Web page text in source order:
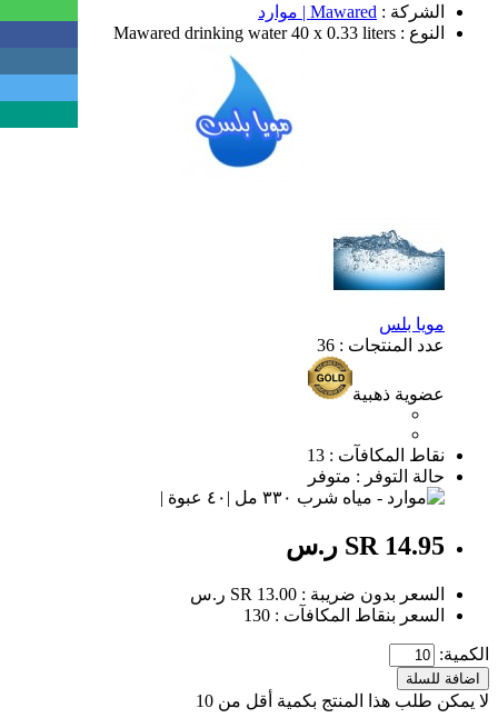
الشركة : Mawared | موارد
النوع : Mawared drinking water 40 x 0.33 liters
مويا بلس
عدد المنتجات : 36
عضوية ذهبية
نقاط المكافآت : 13
حالة التوفر : متوفر
SR 14.95 ر.س
السعر بدون ضريبة : SR 13.00 ر.س
السعر بنقاط المكافآت : 130
الكمية:
اضافة للسلة
لا يمكن طلب هذا المنتج بكمية أقل من 10